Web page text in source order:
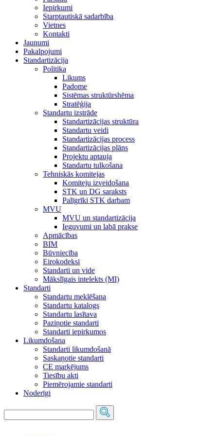
Iepirkumi
Starptautiskā sadarbība
Vietnes
Kontakti
Jaunumi
Pakalpojumi
Standartizācija
Politika
Likums
Padome
Sistēmas struktūrshēma
Stratēģija
Standartu izstrāde
Standartizācijas struktūra
Standartu veidi
Standartizācijas process
Standartizācijas plāns
Projektu aptauja
Standartu tulkošana
Tehniskās komitejas
Komiteju izveidošana
STK un DG saraksts
Palīgrīki STK darbam
MVU
MVU un standartizācija
Ieguvumi un labā prakse
Apmācības
BIM
Būvniecība
Eirokodeksi
Standarti un vide
Mākslīgais intelekts (MI)
Standarti
Standartu meklēšana
Standartu katalogs
Standartu lasītava
Paziņotie standarti
Standarti iepirkumos
Likumdošana
Standarti likumdošanā
Saskaņotie standarti
CE marķējums
Tiesību akti
Piemērojamie standarti
Noderīgi